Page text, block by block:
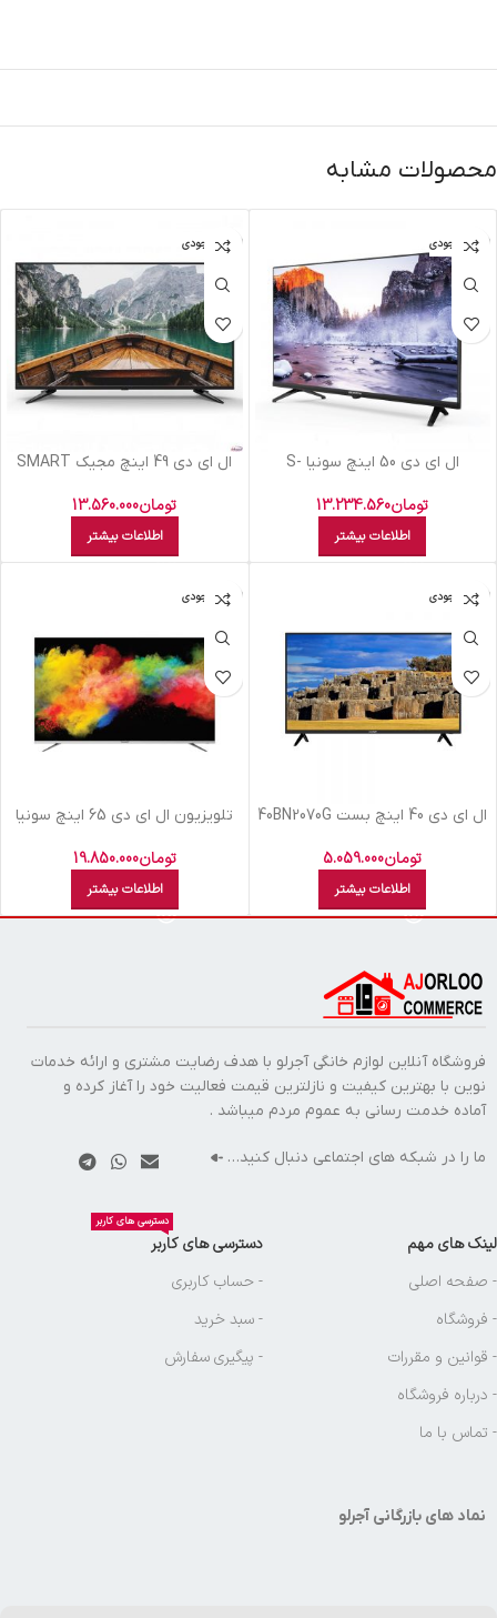
محصولات مشابه
اتمام موجودی
ال اي دي 50 اينچ سونيا S-
تومان13.234.560
اطلاعات بیشتر
اتمام موجودی
ال اي دي 49 اينچ مجيک SMART
تومان13.560.000
اطلاعات بیشتر
اتمام موجودی
ال اي دي 40 اينچ بست 40BN2070G
تومان5.059.000
اطلاعات بیشتر
اتمام موجودی
تلویزیون ال اي دي 65 اينچ سونيا
ANDROIDتومان19.850.000
اطلاعات بیشتر
فروشگاه آنلاین لوازم خانگی آجرلو با هدف رضایت مشتری و ارائه خدمات
نوین با بهترین کیفیت و نازلترین قیمت فعالیت خود را آغاز کرده و
آماده خدمت رسانی به عموم مردم میباشد .
ما را در شبکه های اجتماعی دنبال کنید…
لینک های مهم
- صفحه اصلی
- فروشگاه
- قوانین و مقررات
- درباره فروشگاه
- تماس با ما
دسترسی های کاربر
دسترسی های کاربر
- حساب کاربری
- سبد خرید
- پیگیری سفارش
نماد های بازرگانی آجرلو